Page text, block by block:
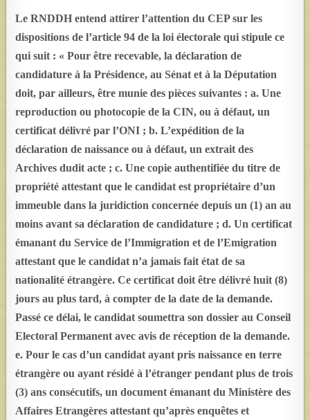
Le RNDDH entend attirer l’attention du CEP sur les
dispositions de l’article 94 de la loi électorale qui stipule ce
qui suit : « Pour être recevable, la déclaration de
candidature à la Présidence, au Sénat et à la Députation
doit, par ailleurs, être munie des pièces suivantes : a. Une
reproduction ou photocopie de la CIN, ou à défaut, un
certificat délivré par l’ONI ; b. L’expédition de la
déclaration de naissance ou à défaut, un extrait des
Archives dudit acte ; c. Une copie authentifiée du titre de
propriété attestant que le candidat est propriétaire d’un
immeuble dans la juridiction concernée depuis un (1) an au
moins avant sa déclaration de candidature ; d. Un certificat
émanant du Service de l’Immigration et de l’Emigration
attestant que le candidat n’a jamais fait état de sa
nationalité étrangère. Ce certificat doit être délivré huit (8)
jours au plus tard, à compter de la date de la demande.
Passé ce délai, le candidat soumettra son dossier au Conseil
Electoral Permanent avec avis de réception de la demande.
e. Pour le cas d’un candidat ayant pris naissance en terre
étrangère ou ayant résidé à l’étranger pendant plus de trois
(3) ans consécutifs, un document émanant du Ministère des
Affaires Etrangères attestant qu’après enquêtes et